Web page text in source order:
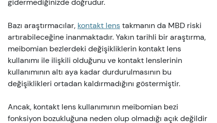
Bazı araştırmacılar, kontakt lenstakmanın da MBD riski
artırabileceğine inanmaktadır. Yakın tarihli bir araştırma,
meibomian bezlerdeki değişikliklerin kontakt lens
kullanımı ile ilişkili olduğunu ve kontakt lenslerinin
kullanımının altı aya kadar durdurulmasının bu
değişiklikleri ortadan kaldırmadığını göstermiştir.
Ancak, kontakt lens kullanımının meibomian bezi
fonksiyon bozukluğuna neden olup olmadığı açık değildir